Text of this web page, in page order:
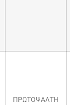
ΠΡΩΤΟΨΑΛΤΗ